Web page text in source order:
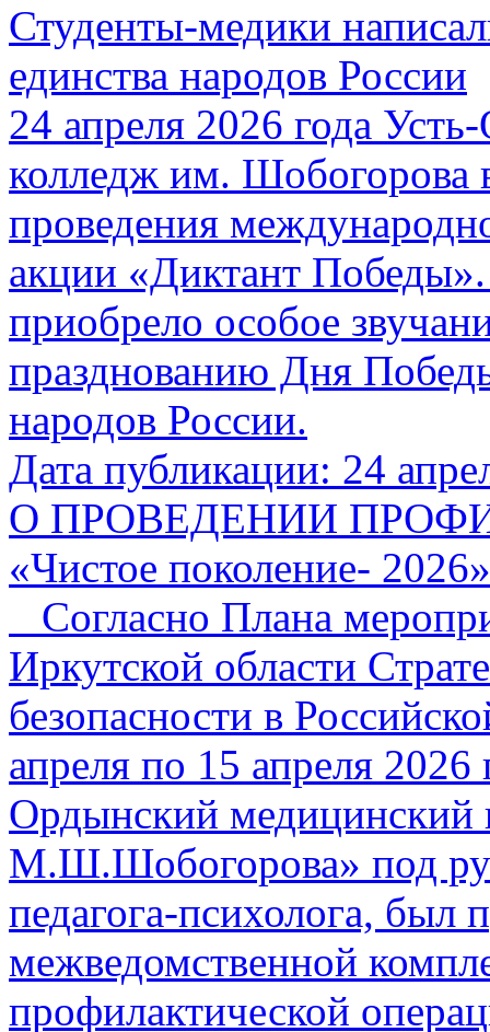
Студенты-медики
единства народов России
24 апреля 2026 года
колледж им. Шобогорова
проведения
акции «Диктант
приобрело особое
празднованию Дня
народов России.
Дата публикации: 24
О ПРОВЕДЕНИИ
«Чистое поколение-
Согласно Плана
Иркутской области
безопасности в
апреля по 15 апреля
Ордынский медицинский
М.Ш.Шобогорова» под
педагога-психолога, был
межведомственной
профилактической